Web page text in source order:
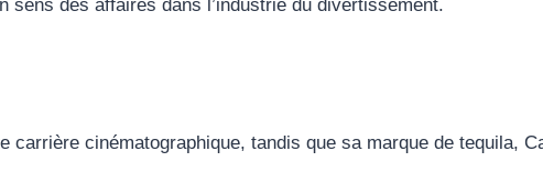
des affaires dans l’industrie du divertissement.
cinématographique, tandis que sa marque de tequila,